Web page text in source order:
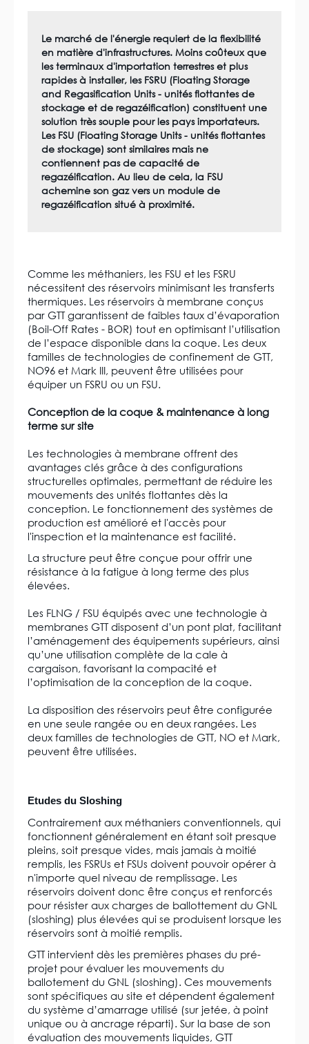
Le marché de l'énergie requiert de la flexibilité
en matière d'infrastructures. Moins coûteux que
les terminaux d'importation terrestres et plus
rapides à installer, les FSRU (Floating Storage
and Regasification Units - unités flottantes de
stockage et de regazéification) constituent une
solution très souple pour les pays importateurs.
Les FSU (Floating Storage Units - unités flottantes
de stockage) sont similaires mais ne
contiennent pas de capacité de
regazéification. Au lieu de cela, la FSU
achemine son gaz vers un module de
regazéification situé à proximité.
Comme les méthaniers, les FSU et les FSRU
nécessitent des réservoirs minimisant les transferts
thermiques. Les réservoirs à membrane conçus
par GTT garantissent de faibles taux d’évaporation
(Boil-Off Rates - BOR) tout en optimisant l’utilisation
de l’espace disponible dans la coque. Les deux
familles de technologies de confinement de GTT,
NO96 et Mark III, peuvent être utilisées pour
équiper un FSRU ou un FSU.
Conception de la coque & maintenance à long
terme sur site
Les technologies à membrane offrent des
avantages clés grâce à des configurations
structurelles optimales, permettant de réduire les
mouvements des unités flottantes dès la
conception. Le fonctionnement des systèmes de
production est amélioré et l'accès pour
l'inspection et la maintenance est facilité.
La structure peut être conçue pour offrir une
résistance à la fatigue à long terme des plus
élevées.
Les FLNG / FSU équipés avec une technologie à
membranes GTT disposent d’un pont plat, facilitant
l’aménagement des équipements supérieurs, ainsi
qu’une utilisation complète de la cale à
cargaison, favorisant la compacité et
l’optimisation de la conception de la coque.
La disposition des réservoirs peut être configurée
en une seule rangée ou en deux rangées. Les
deux familles de technologies de GTT, NO et Mark,
peuvent être utilisées.
Etudes du Sloshing
Contrairement aux méthaniers conventionnels, qui
fonctionnent généralement en étant soit presque
pleins, soit presque vides, mais jamais à moitié
remplis, les FSRUs et FSUs doivent pouvoir opérer à
n'importe quel niveau de remplissage. Les
réservoirs doivent donc être conçus et renforcés
pour résister aux charges de ballottement du GNL
(sloshing) plus élevées qui se produisent lorsque les
réservoirs sont à moitié remplis.
GTT intervient dès les premières phases du pré-
projet pour évaluer les mouvements du
ballotement du GNL (sloshing). Ces mouvements
sont spécifiques au site et dépendent également
du système d’amarrage utilisé (sur jetée, à point
unique ou à ancrage réparti). Sur la base de son
évaluation des mouvements liquides, GTT